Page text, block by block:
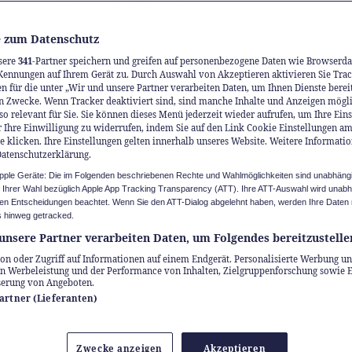
– Oasen für
Tiere
Naturschönheiten an der Ostsee, Flussauen
Gärten sowie das wilde Donaudelta.
durch Europa und geniessen Sie den
Datenschutz
341-Partner speichern und greifen auf personenbezogene Daten wie
auf Ihrem Gerät zu. Durch Auswahl von Akzeptieren aktivieren Sie
für die unter „Wir und unsere Partner verarbeiten Daten, um Ihnen Dienste
Zwecke. Wenn Tracker deaktiviert sind, sind manche Inhalte und Anzeigen
relevant für Sie. Sie können dieses Menü jederzeit wieder aufrufen, um Ihre
Ihre Einwilligung zu widerrufen, indem Sie auf den Link Cookie Einstellungen
klicken. Ihre Einstellungen gelten innerhalb unseres Website. Weitere
Geräte: Die im Folgenden beschriebenen Rechte und Wahlmöglichkeiten sind
Wahl bezüglich Apple App Tracking Transparency (ATT). Ihre ATT-Auswahl wird
Entscheidungen beachtet. Wenn Sie den ATT-Dialog abgelehnt haben, werden Ihre Daten
hinweg getracked.
Partner verarbeiten Daten, um Folgendes
oder Zugriff auf Informationen auf einem Endgerät. Personalisierte Werbung
Werbeleistung und der Performance von Inhalten, Zielgruppenforschung sowie
von Angeboten.
(Lieferanten)
Zwecke anzeigen Akzeptieren